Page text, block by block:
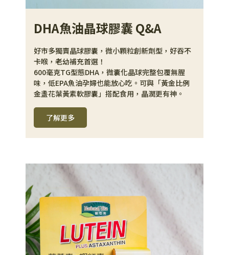
DHA魚油晶球膠囊 Q&A
好市多獨賣晶球膠囊，微小顆粒創新劑型，好吞不
卡喉，老幼補充首選！
600毫克TG型態DHA，微囊化晶球完整包覆無腥
味，低EPA魚油孕婦也能放心吃。可與「黃金比例
金盞花葉黃素軟膠囊」搭配食用，晶潤更有神。
了解更多